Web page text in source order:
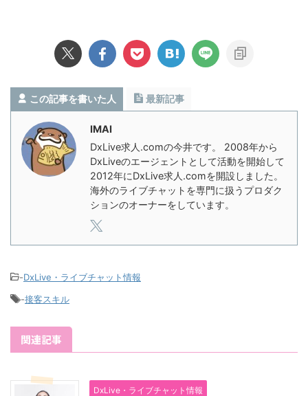
この記事を書いた人 最新記事
IMAI
DxLive求人.comの今井です。 2008年から
DxLiveのエージェントとして活動を開始して
2012年にDxLive求人.comを開設しました。
海外のライブチャットを専門に扱うプロダク
ションのオーナーをしています。
-DxLive・ライブチャット情報
-接客スキル
関連記事
DxLive・ライブチャット情報